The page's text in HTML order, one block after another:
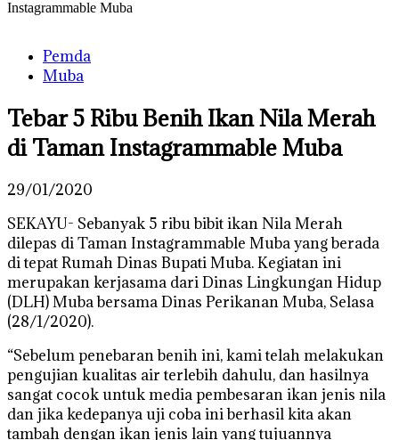
Instagrammable Muba
Pemda
Muba
Tebar 5 Ribu Benih Ikan Nila Merah
di Taman Instagrammable Muba
29/01/2020
SEKAYU- Sebanyak 5 ribu bibit ikan Nila Merah
dilepas di Taman Instagrammable Muba yang berada
di tepat Rumah Dinas Bupati Muba. Kegiatan ini
merupakan kerjasama dari Dinas Lingkungan Hidup
(DLH) Muba bersama Dinas Perikanan Muba, Selasa
(28/1/2020).
“Sebelum penebaran benih ini, kami telah melakukan
pengujian kualitas air terlebih dahulu, dan hasilnya
sangat cocok untuk media pembesaran ikan jenis nila
dan jika kedepanya uji coba ini berhasil kita akan
tambah dengan ikan jenis lain yang tujuannya